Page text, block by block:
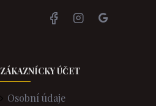
ZÁKAZNÍCKY ÚČET
Osobní údaje